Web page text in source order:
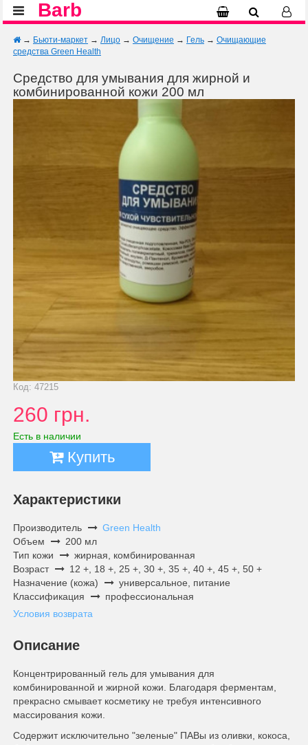
Barb
→ Бьюти-маркет → Лицо → Очищение → Гель → Очищающие
средства Green Health
Средство для умывания для жирной и
комбинированной кожи 200 мл
Код: 47215
260 грн.
Есть в наличии
Купить
Характеристики
Производитель
Green Health
Объем
200 мл
Тип кожи
жирная, комбинированная
Возраст
12 +, 18 +, 25 +, 30 +, 35 +, 40 +, 45 +, 50 +
Назначение (кожа)
универсальное, питание
Классификация
профессиональная
Условия возврата
Описание
Концентрированный гель для умывания для
комбинированной и жирной кожи. Благодаря ферментам,
прекрасно смывает косметику не требуя интенсивного
массирования кожи.
Содержит исключительно "зеленые" ПАВы из оливки, кокоса,